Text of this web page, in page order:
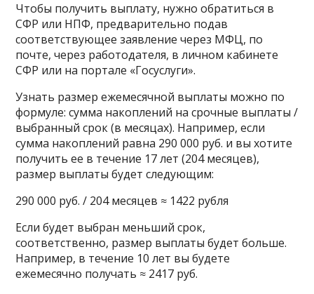
Чтобы получить выплату, нужно обратиться в
СФР или НПФ, предварительно подав
соответствующее заявление через МФЦ, по
почте, через работодателя, в личном кабинете
СФР или на портале «Госуслуги».
Узнать размер ежемесячной выплаты можно по
формуле: сумма накоплений на срочные выплаты /
выбранный срок (в месяцах). Например, если
сумма накоплений равна 290 000 руб. и вы хотите
получить ее в течение 17 лет (204 месяцев),
размер выплаты будет следующим:
290 000 руб. / 204 месяцев ≈ 1422 рубля
Если будет выбран меньший срок,
соответственно, размер выплаты будет больше.
Например, в течение 10 лет вы будете
ежемесячно получать ≈ 2417 руб.